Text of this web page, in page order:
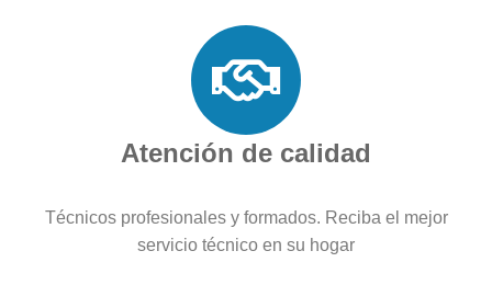
Atención de calidad
Técnicos profesionales y formados. Reciba el mejor
servicio técnico en su hogar